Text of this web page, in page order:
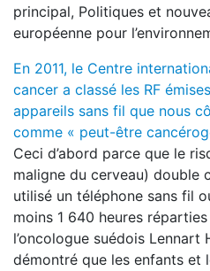
principal, Politiques et
européenne pour
En 2011, le Centre
cancer a classé les RF
appareils sans fil que nous
comme « peut-être
Ceci d’abord parce que le
maligne du cerveau) double
utilisé un téléphone sans fil
moins 1 640 heures
l’oncologue suédois Lennart
démontré que les enfants et